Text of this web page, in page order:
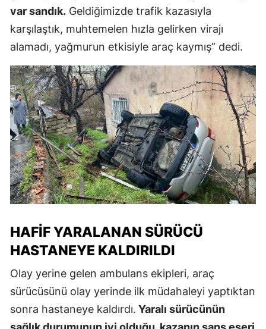
var sandık. Geldiğimizde trafik kazasıyla
karşılaştık, muhtemelen hızla gelirken virajı
alamadı, yağmurun etkisiyle araç kaymış” dedi.
HAFIF YARALANAN SÜRÜCÜ
HASTANEYE KALDIRILDI
Olay yerine gelen ambulans ekipleri, araç
sürücüsünü olay yerinde ilk müdahaleyi yaptıktan
sonra hastaneye kaldırdı. Yaralı sürücünün